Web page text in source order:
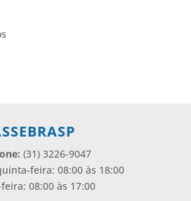
(31) 3226-9047
feira: 08:00 às 18:00
08:00 às 17:00